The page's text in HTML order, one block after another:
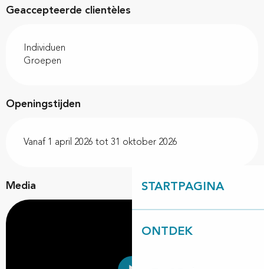
STARTPAGINA
ONTDEK
Geaccepteerde clientèles
Individuen
Groepen
Openingstijden
Vanaf 1 april 2026 tot 31 oktober 2026
Media